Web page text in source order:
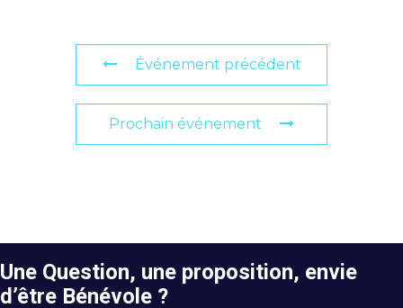
Événement précédent
Prochain événement
Une Question, une proposition, envie
d’être Bénévole ?